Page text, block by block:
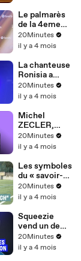
Le palmarès
de la 4eme
édition des
Flammes
20Minutes
il y a 4 mois
La chanteuse
Ronisia a
dévoilé les
coulisses des
avant la
quatrième
édition des
Flammes
20Minutes
il y a 4 mois
Michel
ZECLER,
victime de
violences
20Minutes
il y a 4 mois
Les symboles
du « savoir-
faire » de
Lyon La
20Minutes
il y a 4 mois
Squeezie
vend un de
ses concepts
à la télévision
20Minutes
il y a 4 mois